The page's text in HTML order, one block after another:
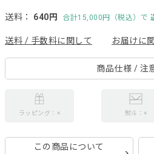
送料： 640円 合計15,000円（税込）で
送料 / 手数料に関して お届けに
商品仕様 / 注
ラッピング：× 熨斗：×
この商品について